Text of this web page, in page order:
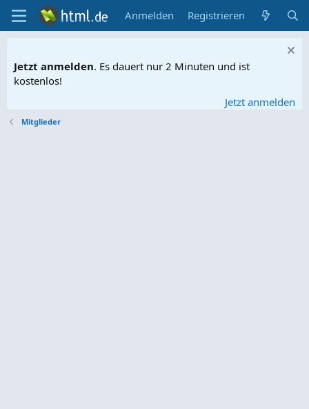
Anmelden Registrieren
Jetzt anmelden. Es dauert nur 2 Minuten und ist
kostenlos!
Jetzt anmelden
Mitglieder